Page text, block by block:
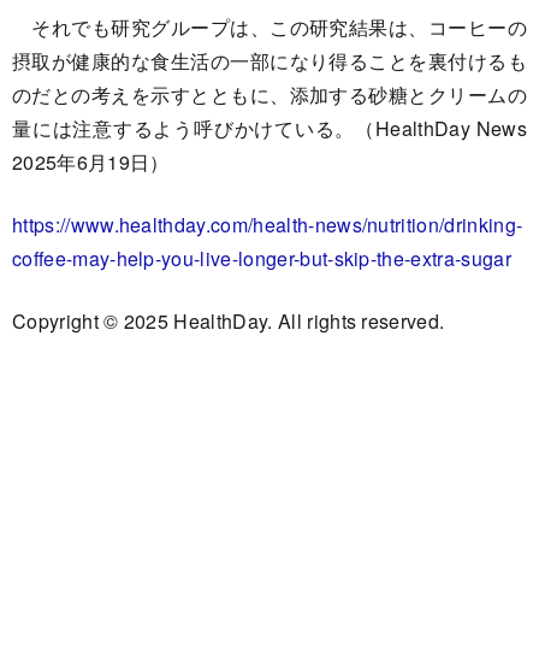
それでも研究グループは、この研究結果は、コーヒーの
摂取が健康的な食生活の一部になり得ることを裏付けるも
のだとの考えを示すとともに、添加する砂糖とクリームの
量には注意するよう呼びかけている。（HealthDay News
2025年6月19日）
https://www.healthday.com/health-news/nutrition/drinking-
coffee-may-help-you-live-longer-but-skip-the-extra-sugar
Copyright © 2025 HealthDay. All rights reserved.